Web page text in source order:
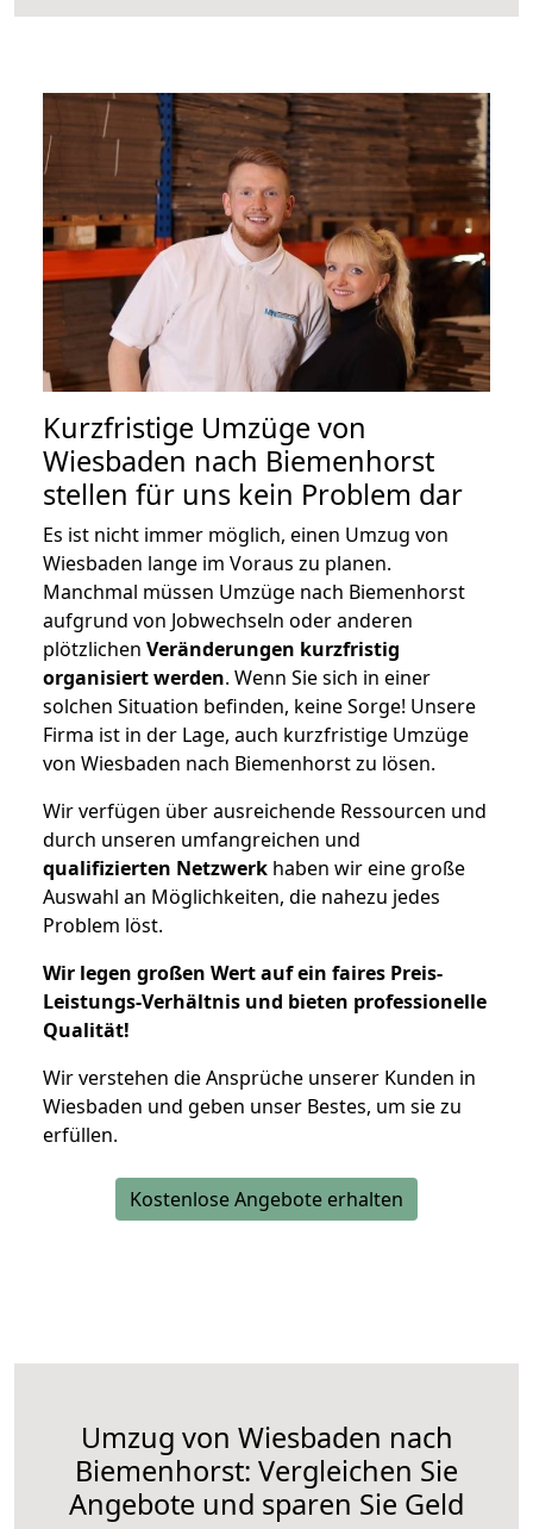
Kurzfristige Umzüge von
Wiesbaden nach Biemenhorst
stellen für uns kein Problem dar
Es ist nicht immer möglich, einen Umzug von
Wiesbaden lange im Voraus zu planen.
Manchmal müssen Umzüge nach Biemenhorst
aufgrund von Jobwechseln oder anderen
plötzlichen Veränderungen kurzfristig
organisiert werden. Wenn Sie sich in einer
solchen Situation befinden, keine Sorge! Unsere
Firma ist in der Lage, auch kurzfristige Umzüge
von Wiesbaden nach Biemenhorst zu lösen.
Wir verfügen über ausreichende Ressourcen und
durch unseren umfangreichen und
qualifizierten Netzwerk haben wir eine große
Auswahl an Möglichkeiten, die nahezu jedes
Problem löst.
Wir legen großen Wert auf ein faires Preis-
Leistungs-Verhältnis und bieten professionelle
Qualität!
Wir verstehen die Ansprüche unserer Kunden in
Wiesbaden und geben unser Bestes, um sie zu
erfüllen.
Kostenlose Angebote erhalten
Umzug von Wiesbaden nach
Biemenhorst: Vergleichen Sie
Angebote und sparen Sie Geld